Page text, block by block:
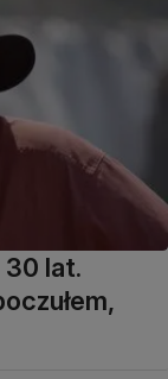
30 lat.